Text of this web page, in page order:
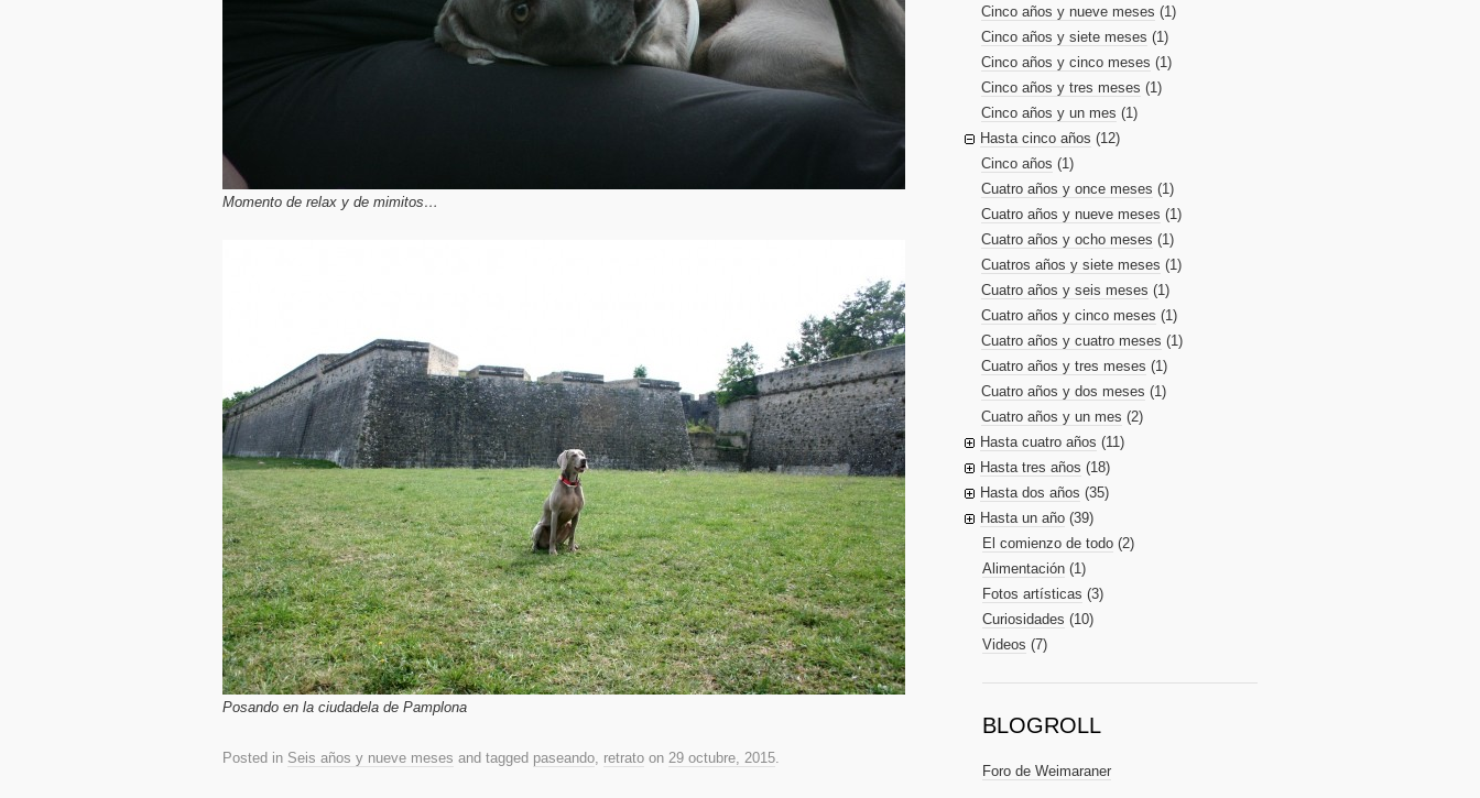
Momento de relax y de mimitos…
Posando en la ciudadela de Pamplona
Posted in Seis años y nueve meses and tagged paseando, retrato on 29 octubre, 2015.
Cinco años y nueve meses (1)
Cinco años y siete meses (1)
Cinco años y cinco meses (1)
Cinco años y tres meses (1)
Cinco años y un mes (1)
Hasta cinco años (12)
Cinco años (1)
Cuatro años y once meses (1)
Cuatro años y nueve meses (1)
Cuatro años y ocho meses (1)
Cuatros años y siete meses (1)
Cuatro años y seis meses (1)
Cuatro años y cinco meses (1)
Cuatro años y cuatro meses (1)
Cuatro años y tres meses (1)
Cuatro años y dos meses (1)
Cuatro años y un mes (2)
Hasta cuatro años (11)
Hasta tres años (18)
Hasta dos años (35)
Hasta un año (39)
El comienzo de todo (2)
Alimentación (1)
Fotos artísticas (3)
Curiosidades (10)
Videos (7)
BLOGROLL
Foro de Weimaraner